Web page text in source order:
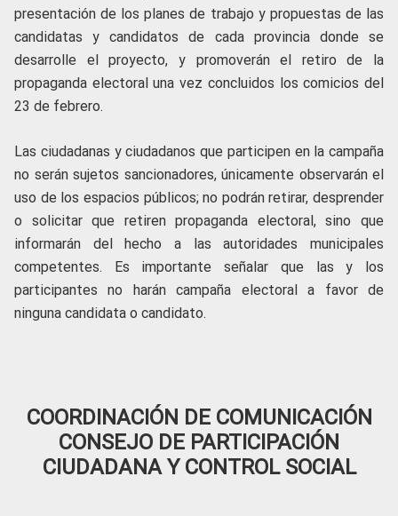
presentación de los planes de trabajo y propuestas de las
candidatas y candidatos de cada provincia donde se
desarrolle el proyecto, y promoverán el retiro de la
propaganda electoral una vez concluidos los comicios del
23 de febrero.
Las ciudadanas y ciudadanos que participen en la campaña
no serán sujetos sancionadores, únicamente observarán el
uso de los espacios públicos; no podrán retirar, desprender
o solicitar que retiren propaganda electoral, sino que
informarán del hecho a las autoridades municipales
competentes. Es importante señalar que las y los
participantes no harán campaña electoral a favor de
ninguna candidata o candidato.
COORDINACIÓN DE COMUNICACIÓN
CONSEJO DE PARTICIPACIÓN
CIUDADANA Y CONTROL SOCIAL